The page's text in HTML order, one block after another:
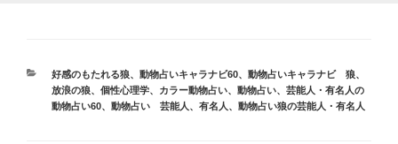
カ
テ
ゴ
好感のもたれる狼、 動物占いキャラナビ60、 動物占いキャラナビ 狼、
放浪の狼、 個性心理学、 カラー動物占い、 動物占い、 芸能人・有名人の
動物占い60、 動物占い 芸能人、有名人 、 動物占い狼の芸能人・有名人